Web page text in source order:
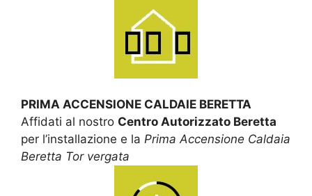
PRIMA ACCENSIONE CALDAIE BERETTA
Affidati al nostro Centro Autorizzato Beretta
per l’installazione e la Prima Accensione Caldaia
Beretta Tor vergata